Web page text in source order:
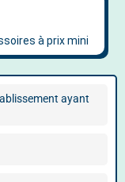
ayant